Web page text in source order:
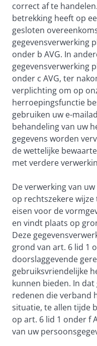
correct af te
betrekking heeft op
gesloten
gegevensverwerking
onder b AVG. In
gegevensverwerking
onder c AVG, ter
verplichting om op
herroepingsfunctie
gebruiken uw e-
behandeling van uw
gegevens worden
de wettelijke
met verdere
De verwerking van
op rechtszekere
eisen voor de
en vindt plaats op
Deze
grond van art. 6 lid 1
doorslaggevende
gebruiksvriendelijke
kunnen bieden. In
redenen die verband
situatie, te allen tijde
op art. 6 lid 1 onder f
van uw